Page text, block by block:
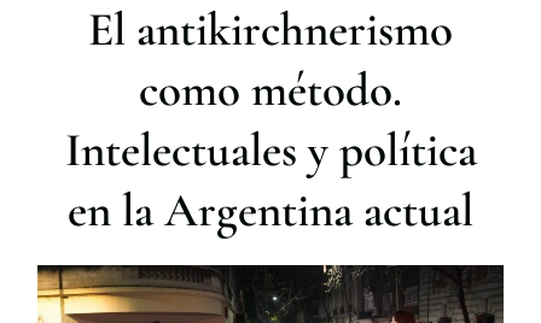
El antikirchnerismo
como método.
Intelectuales y política
en la Argentina actual